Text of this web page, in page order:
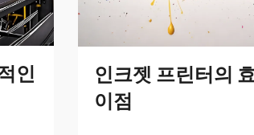
인
인크젯 프린터의
이점